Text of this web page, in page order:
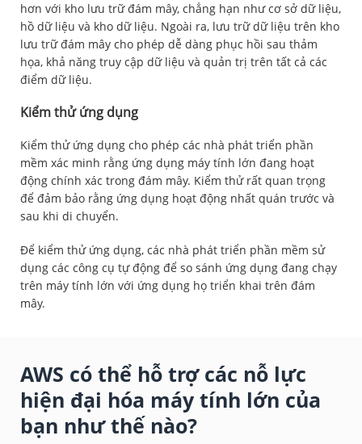
hơn với kho lưu trữ đám mây, chẳng hạn như cơ sở dữ liệu,
hồ dữ liệu và kho dữ liệu. Ngoài ra, lưu trữ dữ liệu trên kho
lưu trữ đám mây cho phép dễ dàng phục hồi sau thảm
họa, khả năng truy cập dữ liệu và quản trị trên tất cả các
điểm dữ liệu.
Kiểm thử ứng dụng
Kiểm thử ứng dụng cho phép các nhà phát triển phần
mềm xác minh rằng ứng dụng máy tính lớn đang hoạt
động chính xác trong đám mây. Kiểm thử rất quan trọng
để đảm bảo rằng ứng dụng hoạt động nhất quán trước và
sau khi di chuyển.
Để kiểm thử ứng dụng, các nhà phát triển phần mềm sử
dụng các công cụ tự động để so sánh ứng dụng đang chạy
trên máy tính lớn với ứng dụng họ triển khai trên đám
mây.
AWS có thể hỗ trợ các nỗ lực
hiện đại hóa máy tính lớn của
bạn như thế nào?